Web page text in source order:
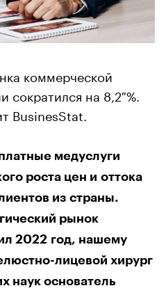
коммерческой
сократился на 8,2 %.
BusinesStat.
медуслуги
роста цен и оттока
из страны.
рынок
2022 год, нашему
лицевой хирург
наук основатель